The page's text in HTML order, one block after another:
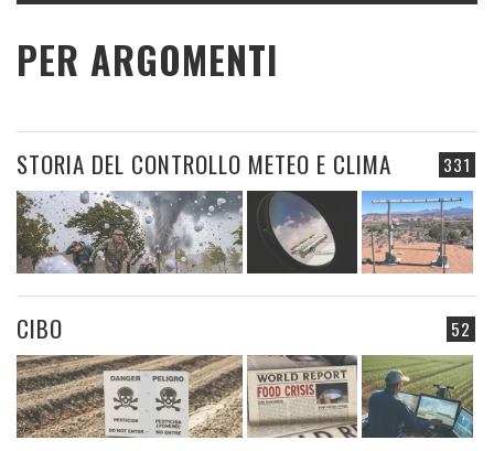
PER ARGOMENTI
331
STORIA DEL CONTROLLO METEO E CLIMA
52
CIBO